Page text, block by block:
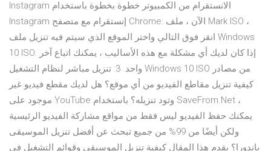
Instagram الانستقرام من الكمبيوتر خطوة بخطوة باستخدام
Instagram إنستقرام مع متصفح Chrome: الآن ، ملف Mark ISO ،
انقر فوق التالي واختر الموقع الذي سيتم فيه تنزيل ملف Windows
10 ISO. إذا كان لديك أي مشكلة مع هذه الأساليب ، يمكنك اتباع آخر
واحد. 3: تنزيل مباشر لنظام التشغيل Windows 10 ISO من مصادر
كيفية تنزيل مقاطع الفيديو من أي موقع؟ هل لديك مقطع فيديو غير
موجود على YouTube وتود تنزيله؟ باستخدام SaveFrom.Net ،
يمكنك حفظ الفيديو ليس فقط من مواقع مشاركة الفيديو الرئيسية
ولكن أيضًا من 99% من جميع تبحث عن أفضل تنزيل الموسيقى
باندورا؟ يقدم هذا المقال كيفية تنزيل الموسيقى وقوائم التشغيل في